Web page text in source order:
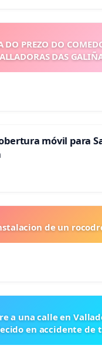
DO PREZO DO
DAS
móvil para
de un
a una calle en
en accidente de